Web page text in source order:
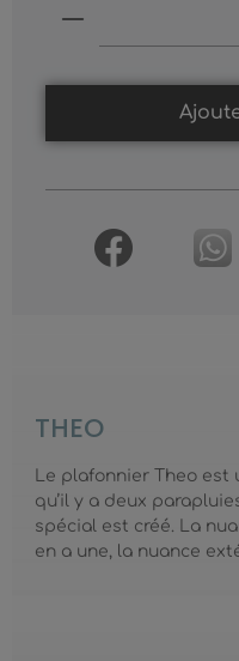
Produkt
THEO
Le plafonnier Theo est
qu’il y a deux
spécial est créé. La
en a une, la nuance